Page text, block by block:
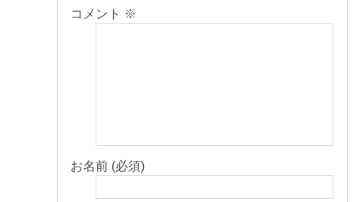
コメント ※
お名前 (必須)